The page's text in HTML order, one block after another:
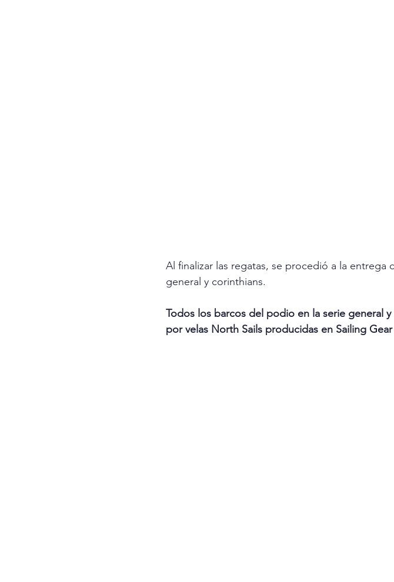
Al finalizar las regatas, se procedió a la
general y corinthians.
Todos los barcos del podio en la serie general
por velas North Sails producidas en Sailing